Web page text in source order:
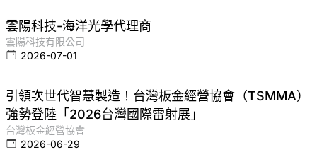
雲陽科技-海洋光學代理商
雲陽科技有限公司
2026-07-01
引領次世代智慧製造！台灣板金經營協會（TSMMA）
強勢登陸「2026台灣國際雷射展」
台灣板金經營協會
2026-06-29